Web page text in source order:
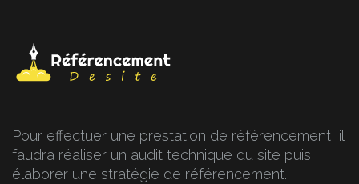
Pour effectuer une prestation de référencement, il
faudra réaliser un audit technique du site puis
élaborer une stratégie de référencement.